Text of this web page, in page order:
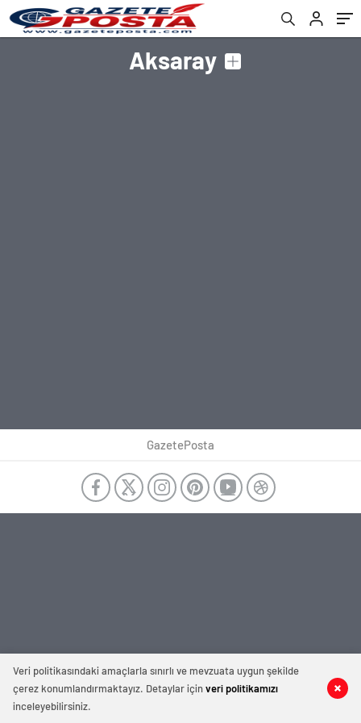
Aksaray
GazetePosta
Veri politikasındaki amaçlarla sınırlı ve mevzuata uygun şekilde
çerez konumlandırmaktayız. Detaylar içinveri politikamızı
inceleyebilirsiniz.